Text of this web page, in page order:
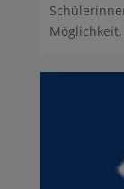
Möglichkeit,